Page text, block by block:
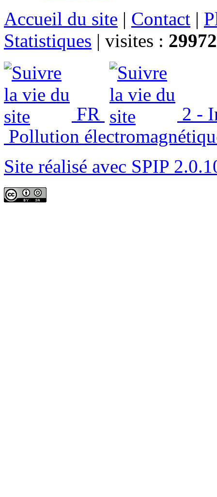
Accueil du site | Contact |
Statistiques | visites :
FR
2 -
Pollution
Site réalisé avec SPIP